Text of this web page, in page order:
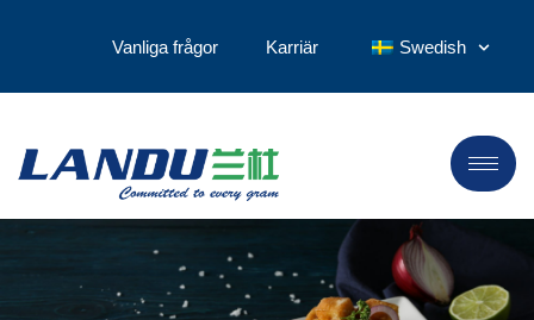
Vanliga frågor Karriär Swedish